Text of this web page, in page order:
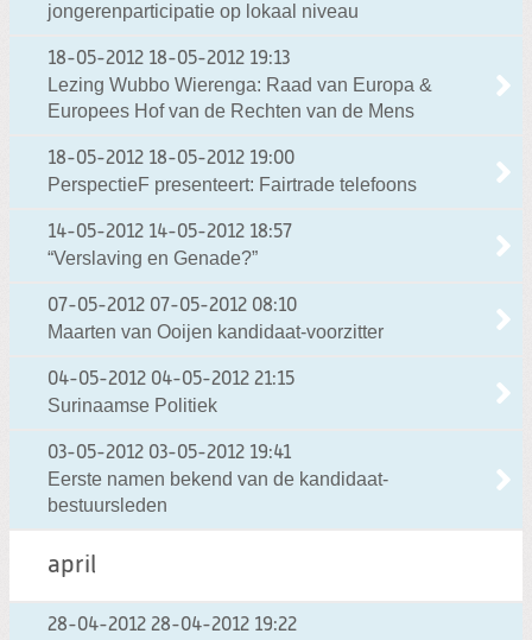
jongerenparticipatie op lokaal niveau
18-05-2012 18-05-2012 19:13
Lezing Wubbo Wierenga: Raad van Europa &
Europees Hof van de Rechten van de Mens
18-05-2012 18-05-2012 19:00
PerspectieF presenteert: Fairtrade telefoons
14-05-2012 14-05-2012 18:57
“Verslaving en Genade?”
07-05-2012 07-05-2012 08:10
Maarten van Ooijen kandidaat-voorzitter
04-05-2012 04-05-2012 21:15
Surinaamse Politiek
03-05-2012 03-05-2012 19:41
Eerste namen bekend van de kandidaat-
bestuursleden
april
28-04-2012 28-04-2012 19:22